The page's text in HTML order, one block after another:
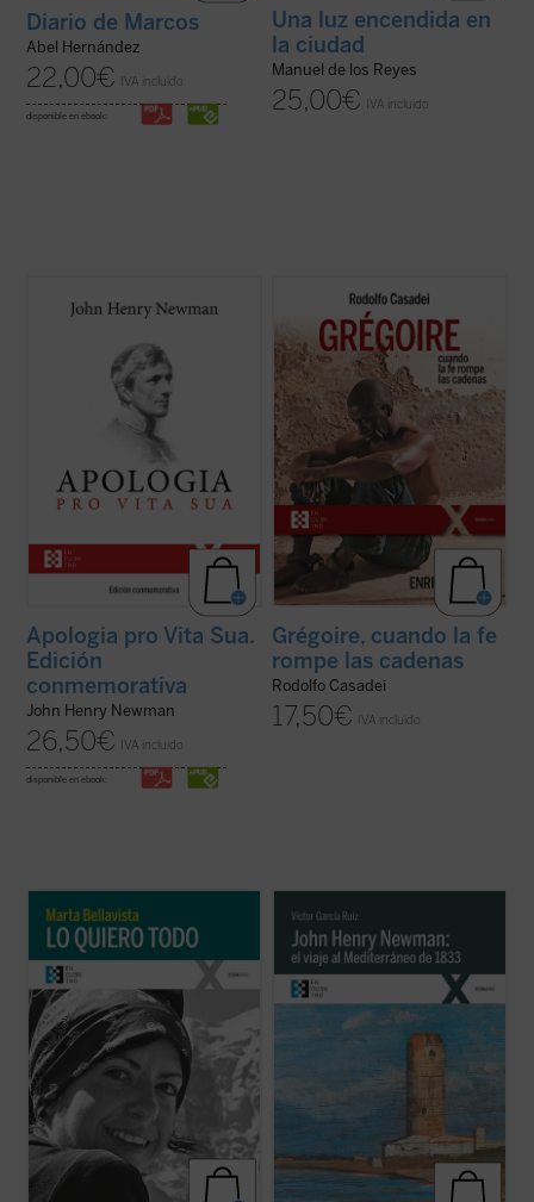
Diario de Marcos
Abel Hernández
22,00€ IVA incluido
disponible en ebook:
Una luz encendida en
la ciudad
Manuel de los Reyes
25,00€ IVA incluido
literatura autobiográfica universal, supuso
rechazo que había causado en Inglaterra
su conversión al catolicismo. La presente ...
Apologia pro Vita Sua.
Edición
conmemorativa
John Henry Newman
26,50€ IVA incluido
disponible en ebook:
Grégoire Ahongbonon ha realizado un
pequeño milagro en Costa de Marfil, Benín,
Togo y Burkina Faso: rescatar en tan solo
veinticinco años a sesenta mil personas
con enfermedad mental, estigmatizadas,
marginadas, encadenadas por ser ...(ver
ficha)
Grégoire, cuando la fe
rompe las cadenas
Rodolfo Casadei
17,50€ IVA incluido
La vida de Marta, una larga carrera de
apenas veintisiete años, se tornará
dramática y lúcida con la reaparición de la
enfermedad que la llevaría a la muerte dos
años después. Marta afrontará esta
circunstancia como ocasión para vivir ...
(ver ficha)
Newman escribió a su familia y amigos
previamente y durante su viaje por el
Mediterráneo de 1833, el autor del libro
traza los orígenes, el desarrollo y las
consecuencias de la verdadera odisea
interior ...(ver ficha)